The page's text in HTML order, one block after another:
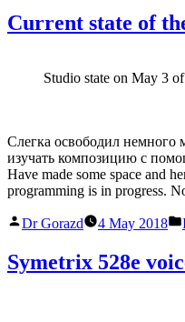
Current state of
Studio state on May 3
Слегка освободил немного
изучать композицию с
Have made some space and
programming is in progress.
Posted
Dr Gorazd 4 May 2018
Symetrix 528e